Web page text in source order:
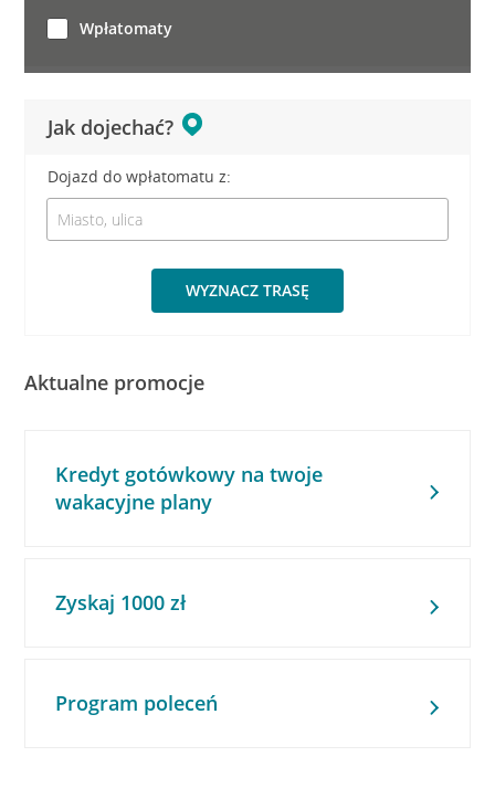
Jak dojechać?
Dojazd do wpłatomatu z:
WYZNACZ TRASĘ
Wpłatomaty
Aktualne promocje
Kredyt gotówkowy na twoje
wakacyjne plany
Zyskaj 1000 zł
Program poleceń